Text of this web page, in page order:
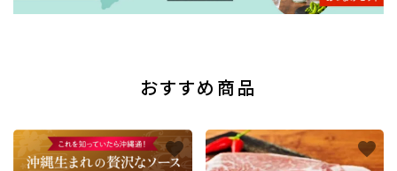
おすすめ商品
favorite favorite